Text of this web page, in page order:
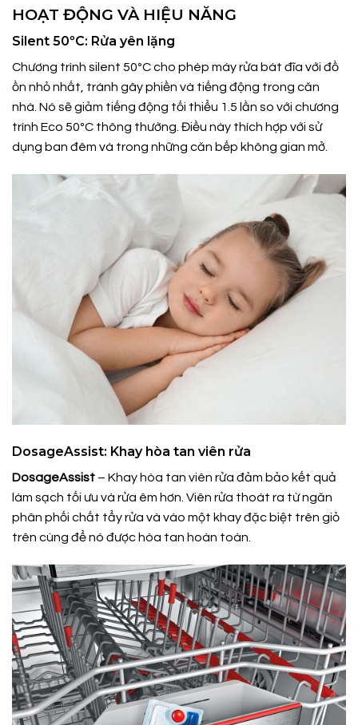
HOẠT ĐỘNG VÀ HIỆU NĂNG
Silent 50ºC: Rửa yên lặng
Chương trình silent 50ºC cho phép máy rửa bát đĩa với đồ
ồn nhỏ nhất, tránh gây phiền và tiếng động trong căn
nhà. Nó sẽ giảm tiếng động tối thiểu 1.5 lần so với chương
trình Eco 50ºC thông thường. Điều này thích hợp với sử
dụng ban đêm và trong những căn bếp không gian mở.
DosageAssist: Khay hòa tan viên rửa
DosageAssist – Khay hòa tan viên rửa đảm bảo kết quả
làm sạch tối ưu và rửa êm hơn. Viên rửa thoát ra từ ngăn
phân phối chất tẩy rửa và vào một khay đặc biệt trên giỏ
trên cùng để nó được hòa tan hoàn toàn.